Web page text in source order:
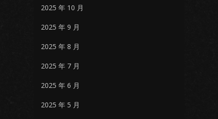
2025 年 10 月
2025 年 9 月
2025 年 8 月
2025 年 7 月
2025 年 6 月
2025 年 5 月